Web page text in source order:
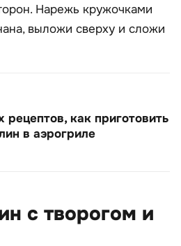
Нарежь кружочками
выложи сверху и сложи
рецептов, как приготовить
в аэрогриле
с творогом и